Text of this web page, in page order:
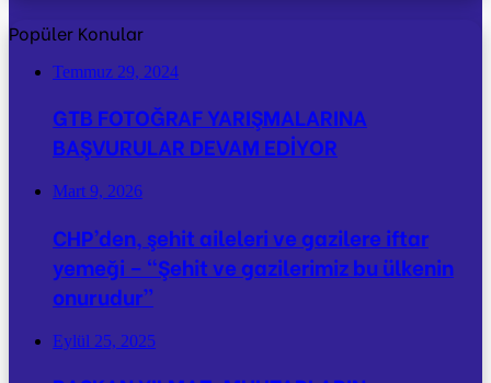
Popüler Konular
Temmuz 29, 2024
GTB FOTOĞRAF YARIŞMALARINA
BAŞVURULAR DEVAM EDİYOR
Mart 9, 2026
CHP’den, şehit aileleri ve gazilere iftar
yemeği – “Şehit ve gazilerimiz bu ülkenin
onurudur”
Eylül 25, 2025